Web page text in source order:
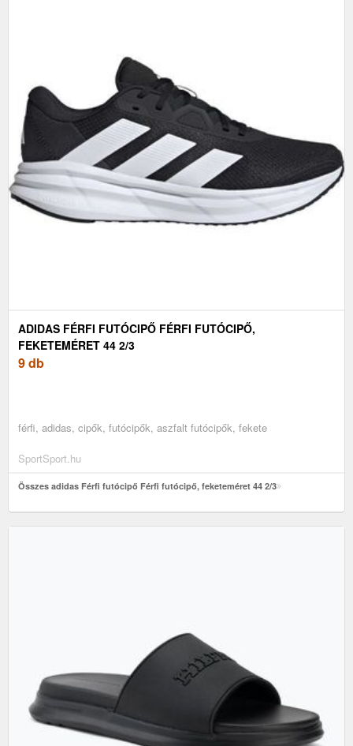
ADIDAS FÉRFI FUTÓCIPŐ FÉRFI FUTÓCIPŐ,
FEKETEMÉRET 44 2/3
9 db
férfi, adidas, cipők, futócipők, aszfalt futócipők, fekete
SportSport.hu
Összes adidas Férfi futócipő Férfi futócipő, feketeméret 44 2/3